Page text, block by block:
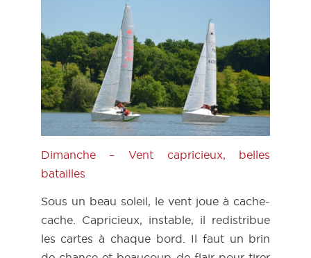
Dimanche – Vent capricieux, belles
batailles
Sous un beau soleil, le vent joue à cache-
cache. Capricieux, instable, il redistribue
les cartes à chaque bord. Il faut un brin